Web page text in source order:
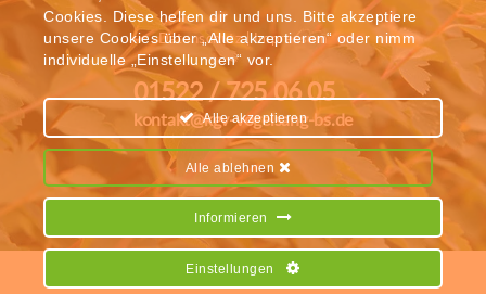
Datenschutz|Impressum
01522 / 725 06 05
kontakt@kgv-vogelsang-bs.de
Cookies. Diese helfen dir und uns. Bitte akzeptiere
unsere Cookies über „Alle akzeptieren“ oder nimm
individuelle „Einstellungen“ vor.
Alle akzeptieren
Alle ablehnen
Informieren
Einstellungen